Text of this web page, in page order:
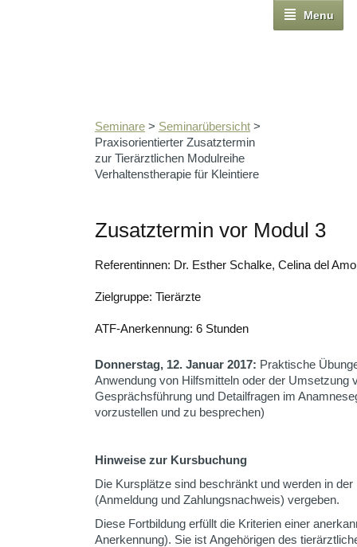
Menu
Seminare > Seminarübersicht >
Praxisorientierter Zusatztermin
zur Tierärztlichen Modulreihe
Verhaltenstherapie für Kleintiere
Zusatztermin vor Modul 3
Referentinnen: Dr. Esther Schalke, Celina del
Zielgruppe: Tierärzte
ATF-Anerkennung: 6 Stunden
Donnerstag, 12. Januar 2017: Praktische
Anwendung von Hilfsmitteln oder der Umsetzung
Gesprächsführung und Detailfragen im
vorzustellen und zu besprechen)
Hinweise zur Kursbuchung
Die Kursplätze sind beschränkt und werden in
(Anmeldung und Zahlungsnachweis) vergeben.
Diese Fortbildung erfüllt die Kriterien einer
Anerkennung). Sie ist Angehörigen des